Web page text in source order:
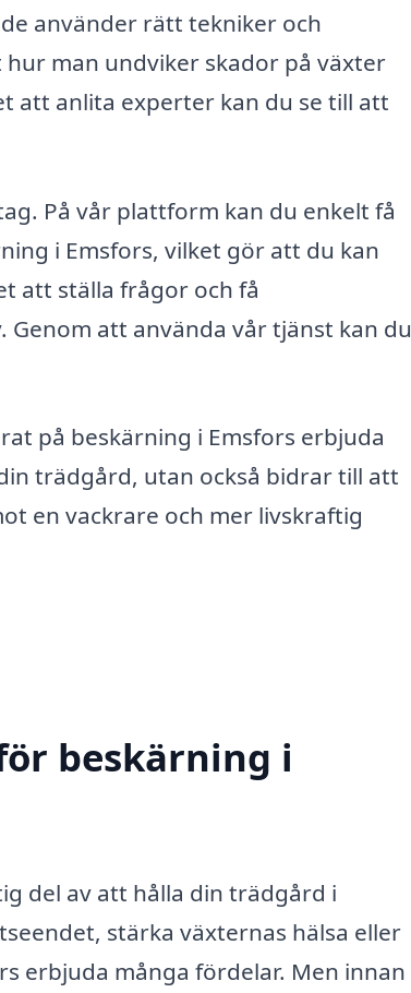
använder rätt tekniker och
man undviker skador på växter
att anlita experter kan du se till att
På vår plattform kan du enkelt få
i Emsfors, vilket gör att du kan
att ställa frågor och få
att använda vår tjänst kan du
på beskärning i Emsfors erbjuda
trädgård, utan också bidrar till att
en vackrare och mer livskraftig
beskärning i
del av att hålla din trädgård i
stärka växternas hälsa eller
erbjuda många fördelar. Men innan